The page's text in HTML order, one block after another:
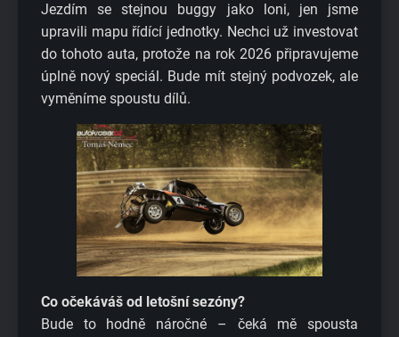
Jezdím se stejnou buggy jako loni, jen jsme
upravili mapu řídící jednotky. Nechci už investovat
do tohoto auta, protože na rok 2026 připravujeme
úplně nový speciál. Bude mít stejný podvozek, ale
vyměníme spoustu dílů.
Co očekáváš od letošní sezóny?
Bude to hodně náročné – čeká mě spousta